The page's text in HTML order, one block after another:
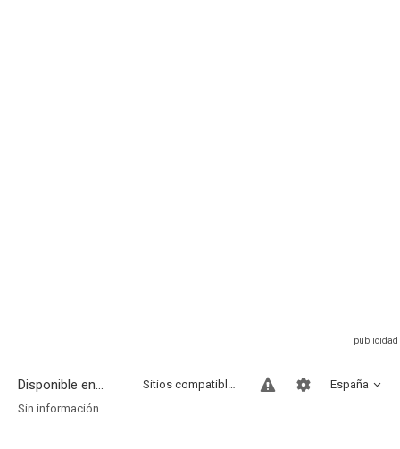
Disponible en... España
Sitios compatibles
Sin información